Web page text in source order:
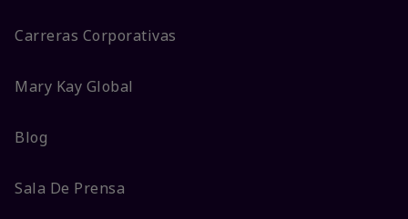
Carreras Corporativas
Mary Kay Global
Blog
Sala De Prensa